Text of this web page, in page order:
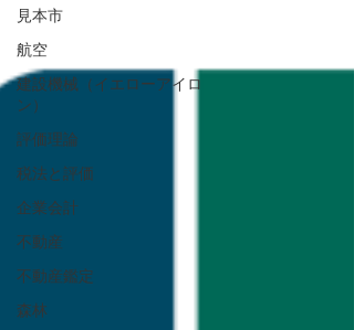
見本市
航空
建設機械（イエローアイロ
ン）
評価理論
税法と評価
企業会計
不動産
不動産鑑定
森林